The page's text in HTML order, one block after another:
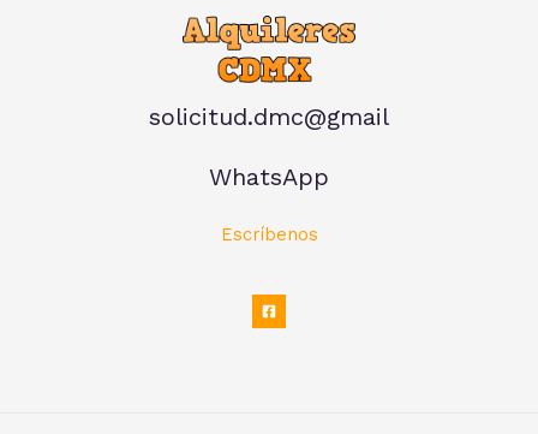
solicitud.dmc@gmail
WhatsApp
Escríbenos